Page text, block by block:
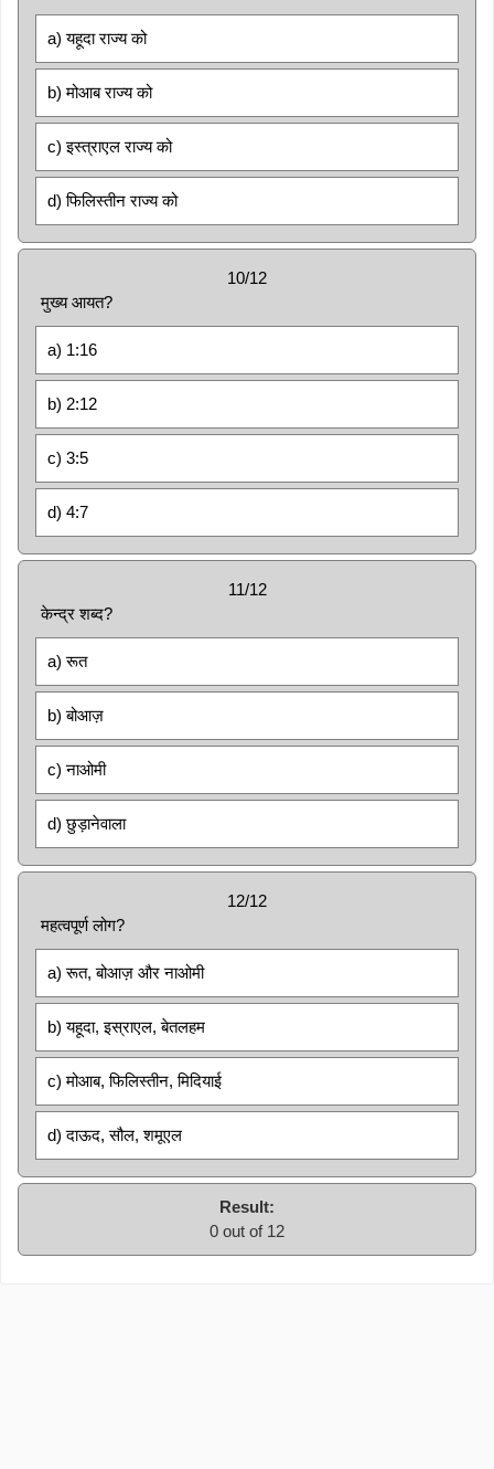
a) यहूदा राज्य को
b) मोआब राज्य को
c) इस्त्राएल राज्य को
d) फिलिस्तीन राज्य को
10/12
मुख्य आयत?
a) 1:16
b) 2:12
c) 3:5
d) 4:7
11/12
केन्द्र शब्द?
a) रूत
b) बोआज़
c) नाओमी
d) छुड़ानेवाला
12/12
महत्वपूर्ण लोग?
a) रूत, बोआज़ और नाओमी
b) यहूदा, इस्राएल, बेतलहम
c) मोआब, फिलिस्तीन, मिदियाई
d) दाऊद, सौल, शमूएल
Result:
0 out of 12